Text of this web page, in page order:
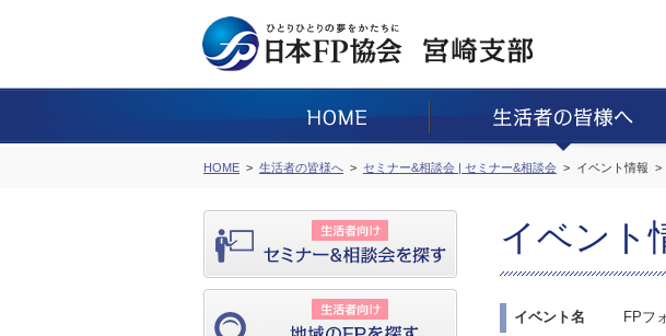
HOME 生活者の皆様へ セミナー&相談会 | セミナー&相談会 イベント情報
イベント
イベント名 FPフ